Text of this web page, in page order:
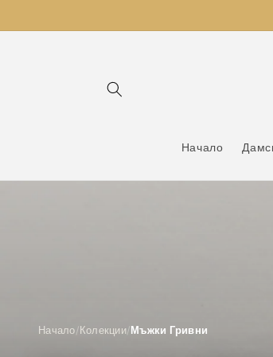
съдържанието
Начало
Начало/ Колекции/ Мъжки Гривни